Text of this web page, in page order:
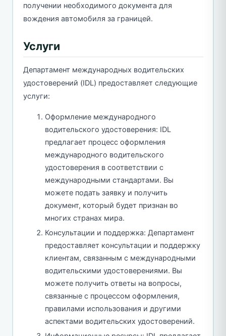
получении необходимого документа для
вождения автомобиля за границей.
Услуги
Департамент международных водительских
удостоверений (IDL) предоставляет следующие
услуги:
Оформление международного
водительского удостоверения: IDL
предлагает процесс оформления
международного водительского
удостоверения в соответствии с
международными стандартами. Вы
можете подать заявку и получить
документ, который будет признан во
многих странах мира.
Консультации и поддержка: Департамент
предоставляет консультации и поддержку
клиентам, связанным с международными
водительскими удостоверениями. Вы
можете получить ответы на вопросы,
связанные с процессом оформления,
правилами использования и другими
аспектами водительских удостоверений.